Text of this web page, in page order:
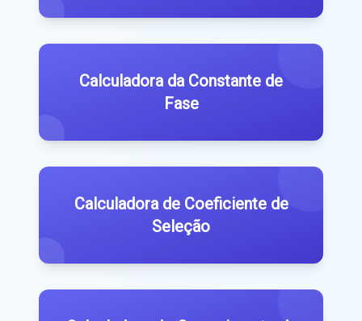
Calculadora da Constante de
Fase
Calculadora de Coeficiente de
Seleção